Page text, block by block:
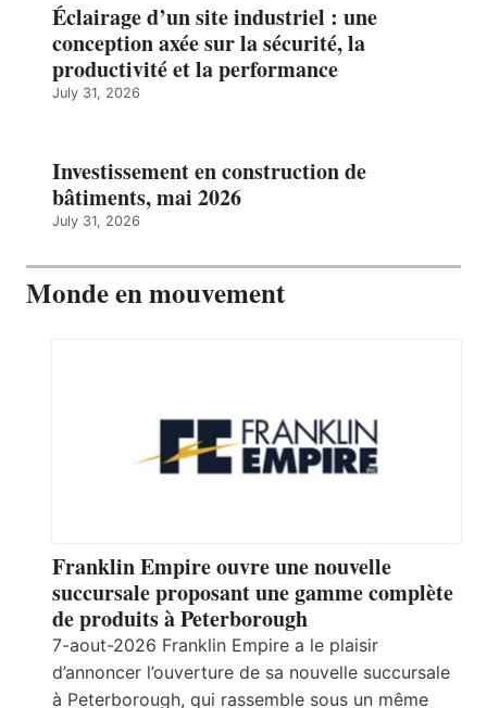
Éclairage d’un site industriel : une
conception axée sur la sécurité, la
productivité et la performance
July 31, 2026
Investissement en construction de
bâtiments, mai 2026
July 31, 2026
Monde en mouvement
Franklin Empire ouvre une nouvelle
succursale proposant une gamme complète
de produits à Peterborough
7-aout-2026 Franklin Empire a le plaisir
d’annoncer l’ouverture de sa nouvelle succursale
à Peterborough, qui rassemble sous un même